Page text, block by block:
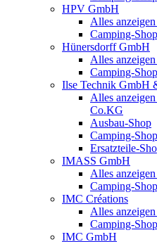
HPV GmbH
Alles
Camping-Shop
Hünersdorff GmbH
Alles
Camping-Shop
Ilse Technik GmbH
Alles
Co.KG
Ausbau-Shop
Camping-Shop
Ersatzteile-
IMASS GmbH
Alles
Camping-Shop
IMC Créations
Alles
Camping-Shop
IMC GmbH